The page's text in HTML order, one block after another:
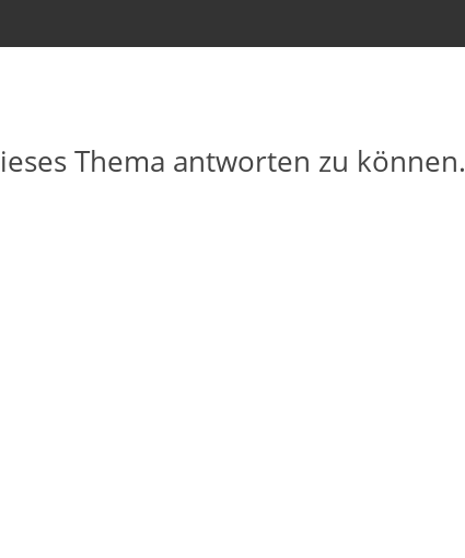
Thema antworten zu können.